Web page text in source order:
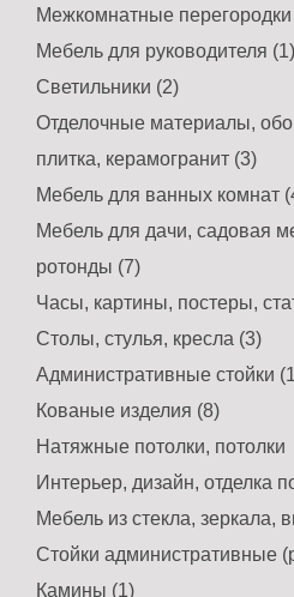
Межкомнатные перегородки
Мебель для руководителя (1)
Светильники (2)
Отделочные материалы,
плитка, керамогранит (3)
Мебель для ванных комнат
Мебель для дачи, садовая
ротонды (7)
Часы, картины, постеры,
Столы, стулья, кресла (3)
Административные стойки
Кованые изделия (8)
Натяжные потолки, потолки
Интерьер, дизайн, отделка
Мебель из стекла, зеркала,
Стойки административные
Камины (1)